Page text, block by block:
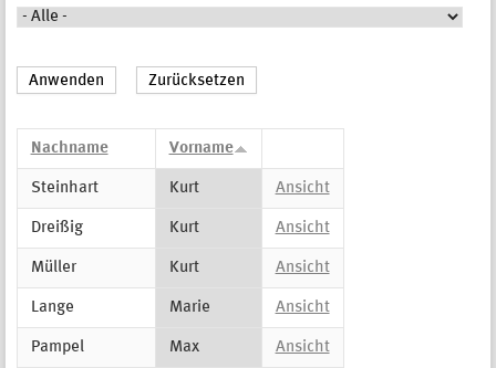
Nachname Vorname
Steinhart Kurt Ansicht
Dreißig Kurt Ansicht
Müller Kurt Ansicht
Lange Marie Ansicht
Pampel Max Ansicht